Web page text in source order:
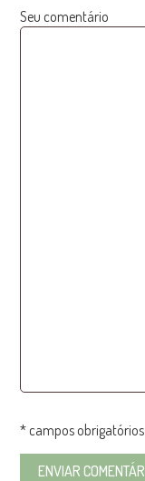
Seu comentário
* campos obrigatórios.